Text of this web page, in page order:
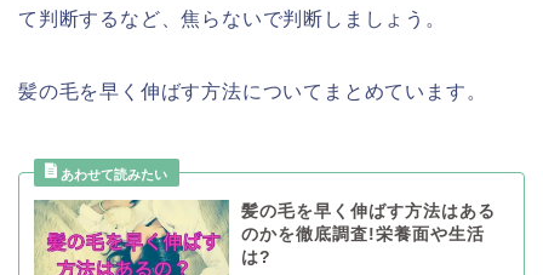
て判断するなど、焦らないで判断しましょう。
髪の毛を早く伸ばす方法についてまとめています。
髪の毛を早く伸ばす方法はある
のかを徹底調査!栄養面や生活
は?